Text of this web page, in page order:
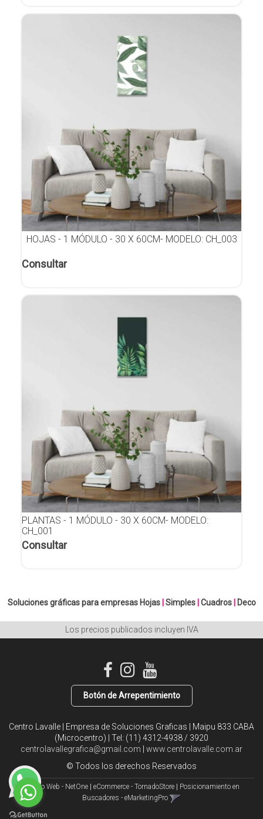
HOJAS - 1 MÓDULO - 30 X 60CM- MODELO: CH_003
Consultar
PLANTAS - 1 MÓDULO - 30 X 60CM- MODELO:
CH_001
Consultar
Soluciones gráficas para empresas Hojas| Simples| Cuadros| Deco
Los precios publicados incluyen IVA
Botón de Arrepentimiento
Centro Lavalle | Empresa de Soluciones Graficas | Maipu 833 CABA
(Microcentro) | Tel: (11) 4312-4938 / 3920
centrolavallegrafica@gmail.com
www.centrolavalle.com.ar
© Todos los derechos Reservados
Diseño Web - NetOne eCommerce - TornadoStore
Posicionamiento en
Buscadores - eMarketingPro